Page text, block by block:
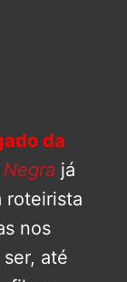
da
já
roteirista
nos
até